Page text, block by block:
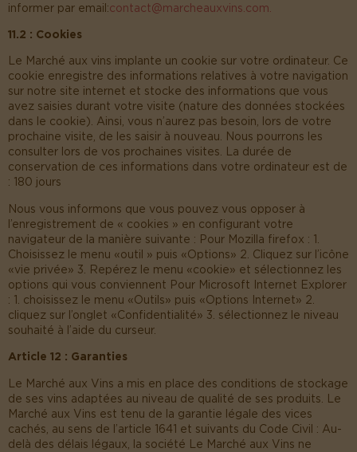
informer par email :contact@marcheauxvins.com.
11.2 : Cookies
Le Marché aux vins implante un cookie sur votre ordinateur. Ce
cookie enregistre des informations relatives à votre navigation
sur notre site internet et stocke des informations que vous
avez saisies durant votre visite (nature des données stockées
dans le cookie). Ainsi, vous n’aurez pas besoin, lors de votre
prochaine visite, de les saisir à nouveau. Nous pourrons les
consulter lors de vos prochaines visites. La durée de
conservation de ces informations dans votre ordinateur est de
: 180 jours
Nous vous informons que vous pouvez vous opposer à
l’enregistrement de « cookies » en configurant votre
navigateur de la manière suivante : Pour Mozilla firefox : 1.
Choisissez le menu « outil » puis « Options » 2. Cliquez sur l’icône
« vie privée » 3. Repérez le menu « cookie » et sélectionnez les
options qui vous conviennent Pour Microsoft Internet Explorer
: 1. choisissez le menu « Outils » puis « Options Internet » 2.
cliquez sur l’onglet « Confidentialité » 3. sélectionnez le niveau
souhaité à l’aide du curseur.
Article 12 : Garanties
Le Marché aux Vins a mis en place des conditions de stockage
de ses vins adaptées au niveau de qualité de ses produits. Le
Marché aux Vins est tenu de la garantie légale des vices
cachés, au sens de l’article 1641 et suivants du Code Civil : Au-
delà des délais légaux, la société Le Marché aux Vins ne